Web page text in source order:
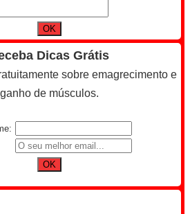
Dicas Grátis
sobre emagrecimento e
ganho de músculos.